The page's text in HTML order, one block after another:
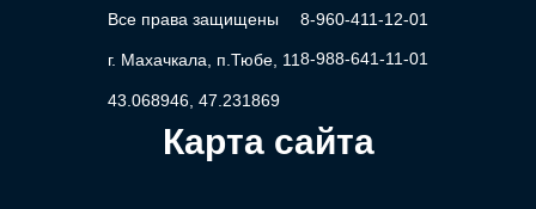
Все права защищены
г. Махачкала, п.Тюбе, 11
43.068946, 47.231869
8-960-411-12-01
8-988-641-11-01
Карта сайта